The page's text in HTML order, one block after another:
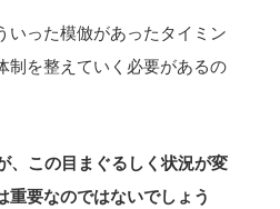
いった模倣があったタイミン
制を整えていく必要があるの
、この目まぐるしく状況が変
重要なのではないでしょう